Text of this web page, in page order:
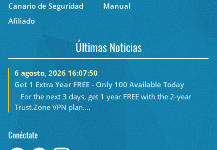
Canario de Seguridad
Manual
Afiliado
Últimas Noticias
6 agosto, 2026 16:07:50
Get 1 Extra Year FREE - Only 100 Available Today
For the next 3 days, get 1 year FREE with the 2-year
Trust.Zone VPN plan....
Conéctate